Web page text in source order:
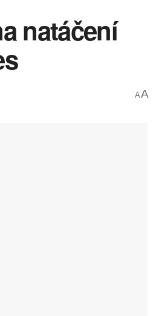
natáčení
AA